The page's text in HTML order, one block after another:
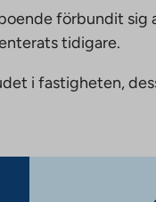
förbundit
tidigare.
i fastigheten,